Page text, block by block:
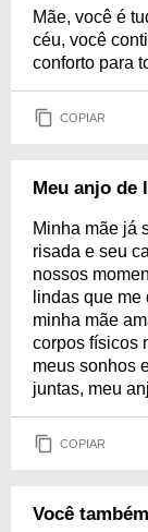
Mãe, você é
céu, você
conforto para
COPIAR
Meu anjo de
Minha mãe já
risada e seu
nossos
lindas que
minha mãe
corpos físicos
meus sonhos
juntas, meu
COPIAR
Você